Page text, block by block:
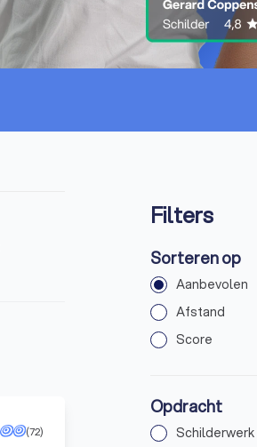
(72)
Filters
Sorteren op
Aanbevolen
Afstand
Score
Opdracht
Schilderwerk